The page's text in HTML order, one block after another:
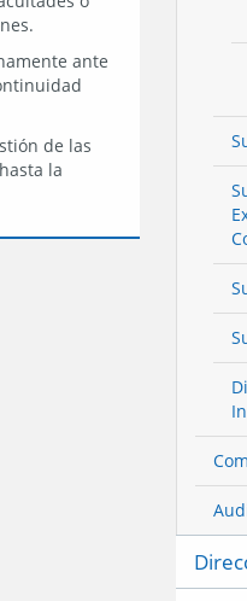
ante
de las
la